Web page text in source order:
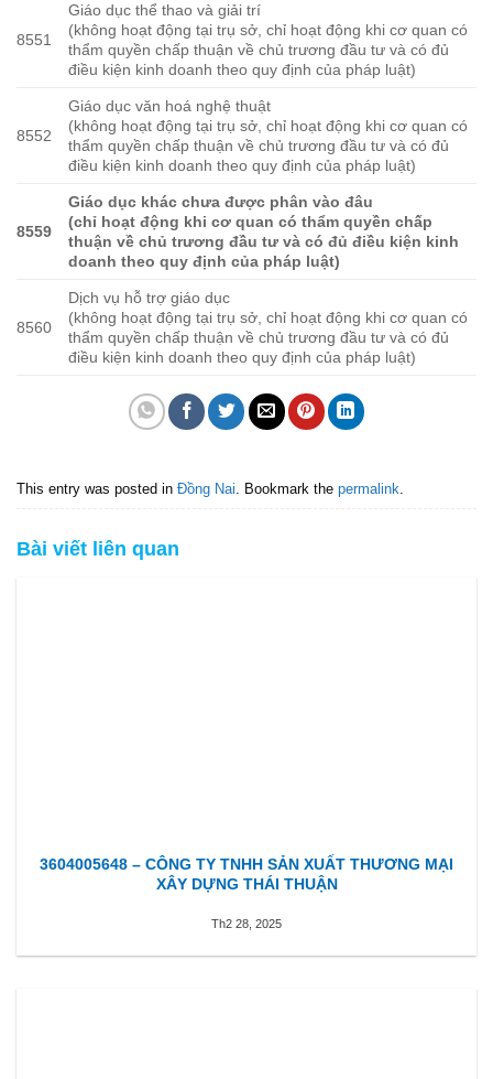
8551
Giáo dục thể thao và giải trí
(không hoạt động tại trụ sở, chỉ hoạt động khi cơ quan có
thẩm quyền chấp thuận về chủ trương đầu tư và có đủ
điều kiện kinh doanh theo quy định của pháp luật)
8552
Giáo dục văn hoá nghệ thuật
(không hoạt động tại trụ sở, chỉ hoạt động khi cơ quan có
thẩm quyền chấp thuận về chủ trương đầu tư và có đủ
điều kiện kinh doanh theo quy định của pháp luật)
8559
Giáo dục khác chưa được phân vào đâu
(chỉ hoạt động khi cơ quan có thẩm quyền chấp
thuận về chủ trương đầu tư và có đủ điều kiện kinh
doanh theo quy định của pháp luật)
8560
Dịch vụ hỗ trợ giáo dục
(không hoạt động tại trụ sở, chỉ hoạt động khi cơ quan có
thẩm quyền chấp thuận về chủ trương đầu tư và có đủ
điều kiện kinh doanh theo quy định của pháp luật)
This entry was posted in Đồng Nai . Bookmark the permalink
Bài viết liên quan
3604005648 – CÔNG TY TNHH SẢN XUẤT THƯƠNG MẠI
XÂY DỰNG THÁI THUẬN
Th2 28, 2025